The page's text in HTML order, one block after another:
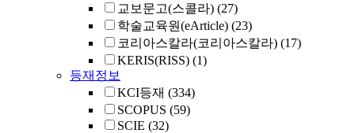
교보문고(스콜라) (27)
학술교육원(eArticle) (23)
코리아스칼라(코리아스칼라) (17)
KERIS(RISS) (1)
등재정보
KCI등재 (334)
SCOPUS (59)
SCIE (32)